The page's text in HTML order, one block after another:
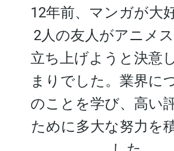
12年前、マンガが大
2人の友人がアニメ
立ち上げようと決意
まりでした。業界に
のことを学び、高い
ために多大な努力を